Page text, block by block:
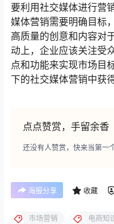
要利用社交媒体进行营
媒体营销需要明确目标
高质量的创意和内容对
动上，企业应该关注受
点和功能来实现市场目
下的社交媒体营销中获
点点赞赏，手留余香
还没有人赞赏，快来当第一
海报分享 收藏
市场营销 电商知